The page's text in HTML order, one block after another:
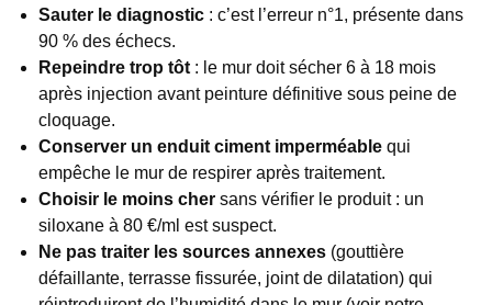
Sauter le diagnostic : c’est l’erreur n°1, présente dans
90 % des échecs.
Repeindre trop tôt : le mur doit sécher 6 à 18 mois
après injection avant peinture définitive sous peine de
cloquage.
Conserver un enduit ciment imperméable qui
empêche le mur de respirer après traitement.
Choisir le moins cher sans vérifier le produit : un
siloxane à 80 €/ml est suspect.
Ne pas traiter les sources annexes (gouttière
défaillante, terrasse fissurée, joint de dilatation) qui